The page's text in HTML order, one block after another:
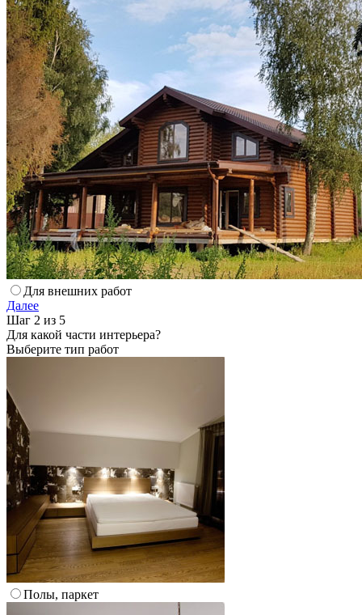
Для внешних работ
Далее
Шаг 2 из 5
Для какой части интерьера?
Выберите тип работ
Полы, паркет